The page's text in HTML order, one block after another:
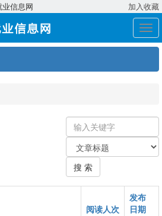
信息网 加入收藏
展
开
输
入
键
字：
关
键
类
型
搜 索
阅读人次
发布
日期